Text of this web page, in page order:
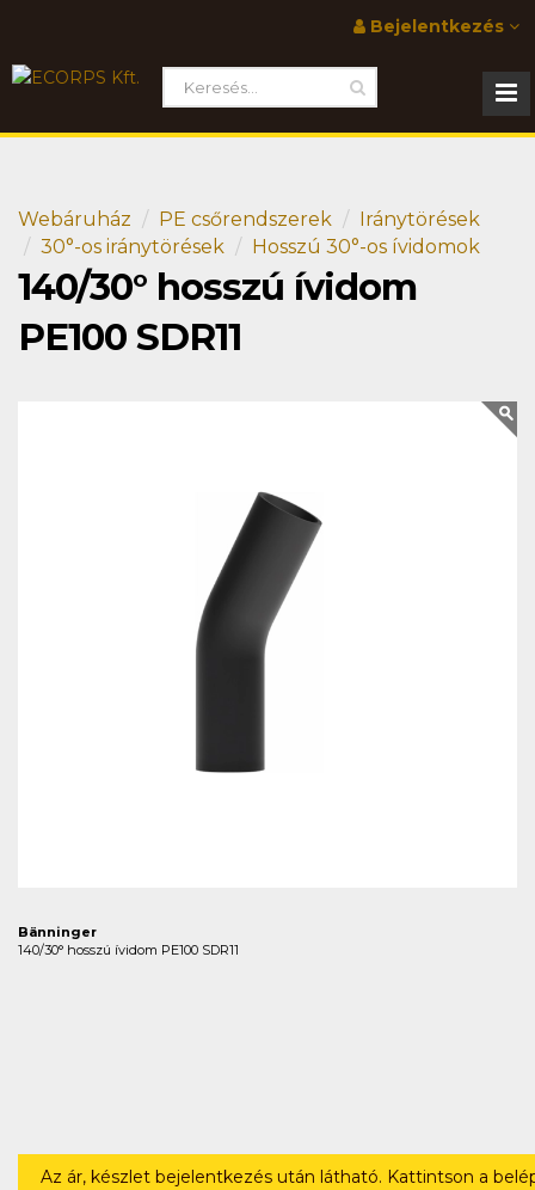
Bejelentkezés
Webáruház PE csőrendszerek
Iránytörések
30°-os iránytörések
Hosszú 30°-os ívidomok
140/30° hosszú ívidom
PE100 SDR11
Bänninger
140/30° hosszú ívidom PE100 SDR11
Az ár, készlet bejelentkezés után látható. Kattintson a